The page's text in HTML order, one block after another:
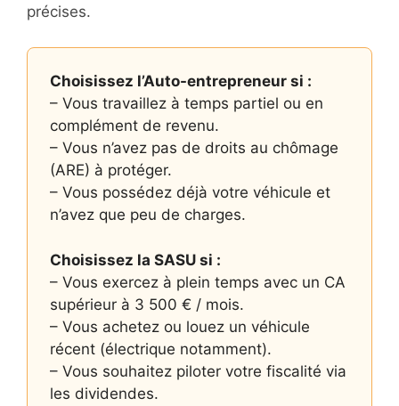
précises.
Choisissez l’Auto-entrepreneur si :
– Vous travaillez à temps partiel ou en
complément de revenu.
– Vous n’avez pas de droits au chômage
(ARE) à protéger.
– Vous possédez déjà votre véhicule et
n’avez que peu de charges.
Choisissez la SASU si :
– Vous exercez à plein temps avec un CA
supérieur à 3 500 € / mois.
– Vous achetez ou louez un véhicule
récent (électrique notamment).
– Vous souhaitez piloter votre fiscalité via
les dividendes.